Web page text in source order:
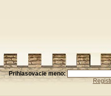
Prihlasovacie meno: